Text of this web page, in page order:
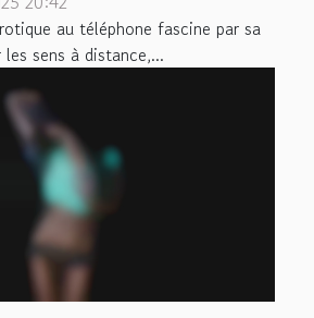
au téléphone fascine par sa
sens à distance,...